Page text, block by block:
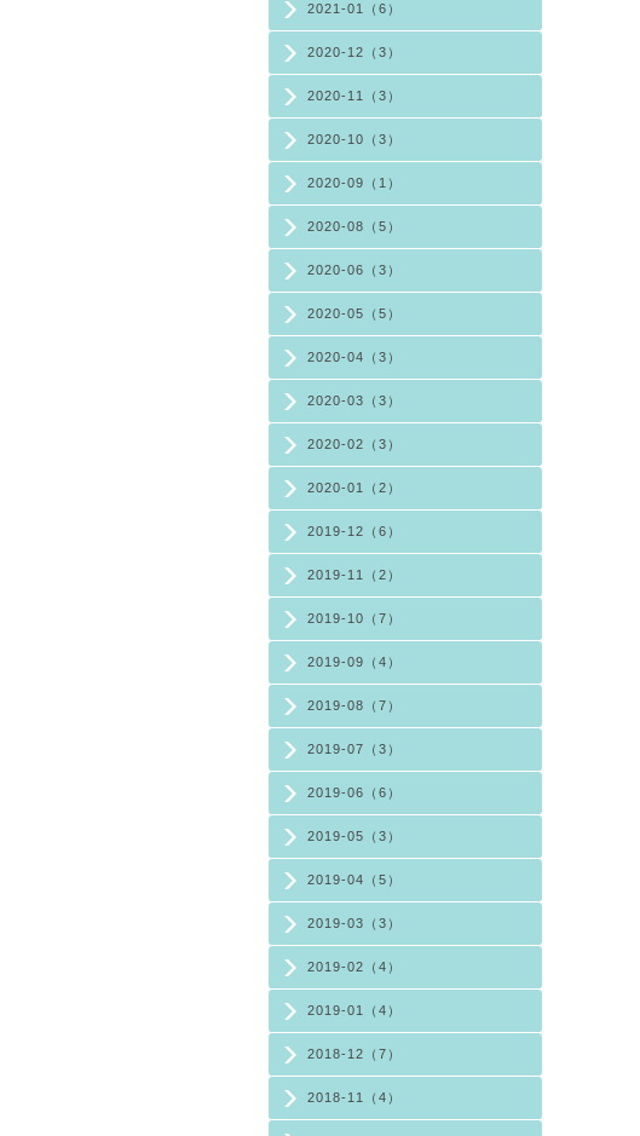
2021-01（6）
2020-12（3）
2020-11（3）
2020-10（3）
2020-09（1）
2020-08（5）
2020-06（3）
2020-05（5）
2020-04（3）
2020-03（3）
2020-02（3）
2020-01（2）
2019-12（6）
2019-11（2）
2019-10（7）
2019-09（4）
2019-08（7）
2019-07（3）
2019-06（6）
2019-05（3）
2019-04（5）
2019-03（3）
2019-02（4）
2019-01（4）
2018-12（7）
2018-11（4）